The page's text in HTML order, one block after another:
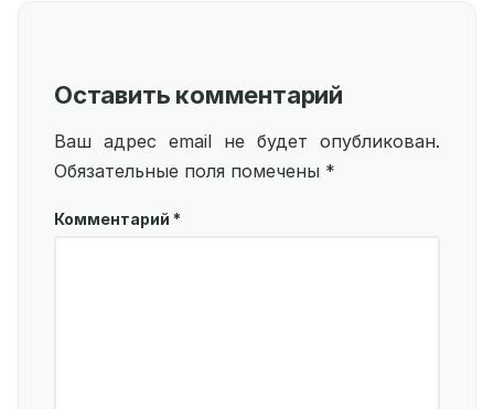
Оставить комментарий
Ваш адрес email не будет опубликован.
Обязательные поля помечены *
Комментарий *